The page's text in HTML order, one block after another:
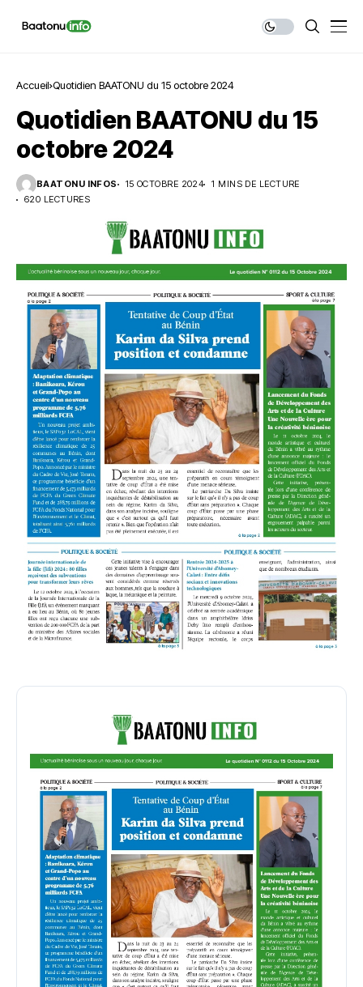
Accueil Quotidien BAATONU du 15 octobre 2024
Quotidien BAATONU du 15
octobre 2024
BAATONU INFOS 15 OCTOBRE 2024
1 MINS DE LECTURE
620 LECTURES